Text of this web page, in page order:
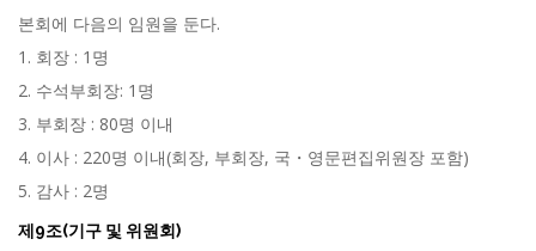
본회에 다음의 임원을 둔다.
1. 회장 : 1명
2. 수석부회장: 1명
3. 부회장 : 80명 이내
4. 이사 : 220명 이내(회장, 부회장, 국・영문편집위원장 포함)
5. 감사 : 2명
제9조(기구 및 위원회)